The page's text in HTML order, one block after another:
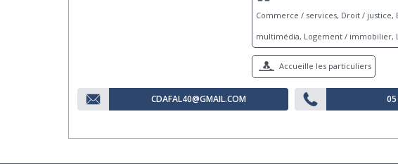
Commerce / services, Droit /
multimédia, Logement / immobilier,
Accueille les particuliers
CDAFAL40@GMAIL.COM